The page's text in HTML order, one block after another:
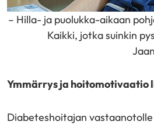
– Hilla- ja puolukka-aikaan
Kaikki, jotka suinkin
Ymmärrys ja hoitomotivaatio
Diabeteshoitajan